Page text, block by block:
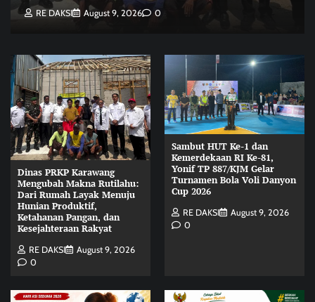
RE DAKSI August 9, 2026 0
Dinas PRKP Karawang
Mengubah Makna Rutilahu:
Dari Rumah Layak Menuju
Hunian Produktif,
Ketahanan Pangan, dan
Kesejahteraan Rakyat
RE DAKSI
August 9, 2026
0
Sambut HUT Ke-1 dan
Kemerdekaan RI Ke-81,
Yonif TP 887/KJM Gelar
Turnamen Bola Voli Danyon
Cup 2026
RE DAKSI
August 9, 2026
0